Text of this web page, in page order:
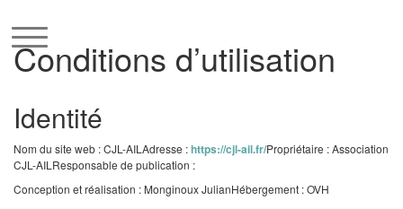
Conditions d’utilisation
Identité
Nom du site web : CJL-AIL Adresse :https://cjl-ail.fr/Propriétaire : Association
CJL-AIL Responsable de publication :
Conception et réalisation : Monginoux JulianHébergement : OVH